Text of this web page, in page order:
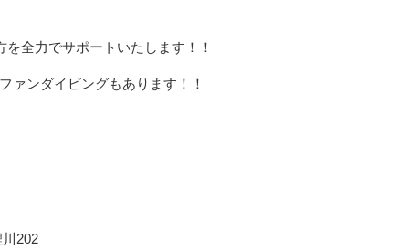
全力でサポートいたします！！
ァンダイビングもあります！！
202